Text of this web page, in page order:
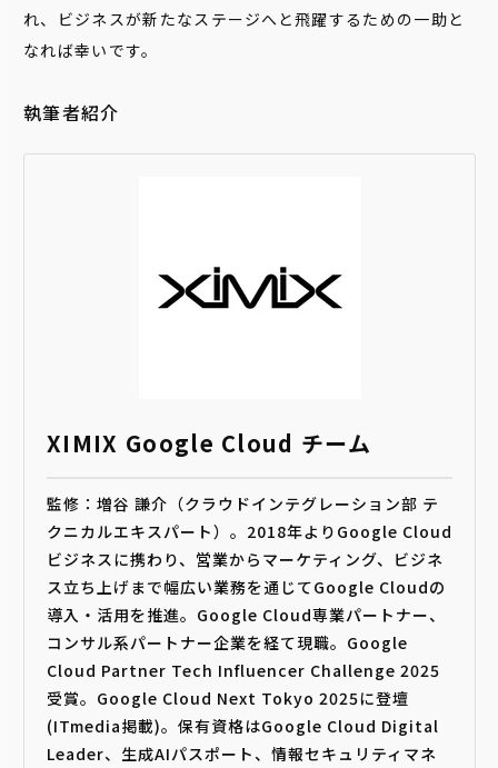
れ、ビジネスが新たなステージへと飛躍するための一助と
なれば幸いです。
執筆者紹介
XIMIX Google Cloud チーム
監修：増谷 謙介（クラウドインテグレーション部 テ
クニカルエキスパート）。2018年よりGoogle Cloud
ビジネスに携わり、営業からマーケティング、ビジネ
ス立ち上げまで幅広い業務を通じてGoogle Cloudの
導入・活用を推進。Google Cloud専業パートナー、
コンサル系パートナー企業を経て現職。Google
Cloud Partner Tech Influencer Challenge 2025
受賞。Google Cloud Next Tokyo 2025に登壇
(ITmedia掲載)。保有資格はGoogle Cloud Digital
Leader、生成AIパスポート、情報セキュリティマネ